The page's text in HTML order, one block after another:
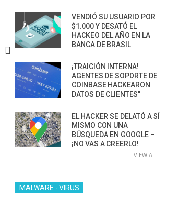
MANIPULAN GITHUB
COPILOT DENTRO DE VS CODE
LOS NAVEGADORES CON
PARA ROBAR
VENDIÓ SU USUARIO POR
$1.000 Y DESATÓ EL
HACKEO DEL AÑO EN LA
BANCA DE BRASIL
¡TRAICIÓN INTERNA!
AGENTES DE SOPORTE DE
COINBASE HACKEARON
DATOS DE CLIENTES”
EL HACKER SE DELATÓ A SÍ
MISMO CON UNA
BÚSQUEDA EN GOOGLE –
¡NO VAS A CREERLO!
VIEW ALL
MALWARE - VIRUS